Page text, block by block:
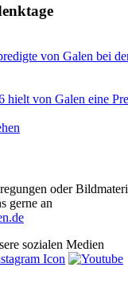
von Galen bei
hielt von Galen eine
oder
gerne an
sozialen Medien